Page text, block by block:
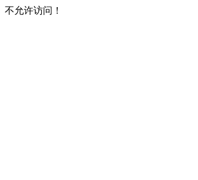
不允许访问！